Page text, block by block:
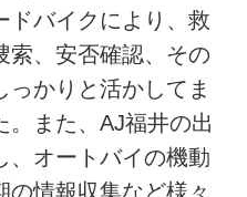
ドバイクにより、救
索、安否確認、その
かりと活かしてま
。また、AJ福井の出
、オートバイの機動
の情報収集など様々